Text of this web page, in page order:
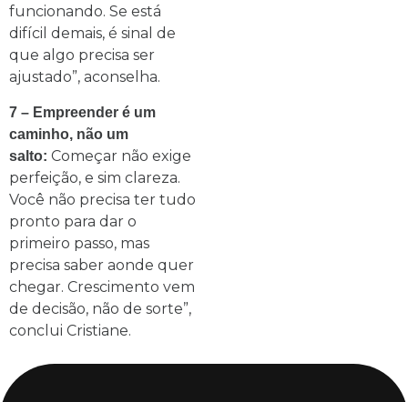
funcionando. Se está
difícil demais, é sinal de
que algo precisa ser
ajustado”, aconselha.
7 – Empreender é um
caminho, não um
salto: Começar não exige
perfeição, e sim clareza.
Você não precisa ter tudo
pronto para dar o
primeiro passo, mas
precisa saber aonde quer
chegar. Crescimento vem
de decisão, não de sorte”,
conclui Cristiane.